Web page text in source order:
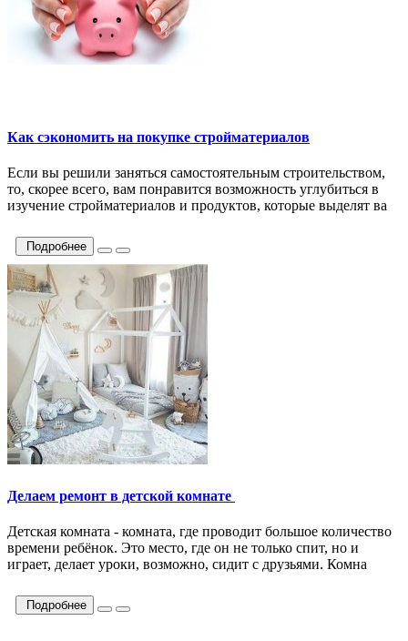
Как сэкономить на покупке стройматериалов
Если вы решили заняться самостоятельным строительством,
то, скорее всего, вам понравится возможность углубиться в
изучение стройматериалов и продуктов, которые выделят ва
Подробнее
Делаем ремонт в детской комнате
Детская комната - комната, где проводит большое количество
времени ребёнок. Это место, где он не только спит, но и
играет, делает уроки, возможно, сидит с друзьями. Комна
Подробнее